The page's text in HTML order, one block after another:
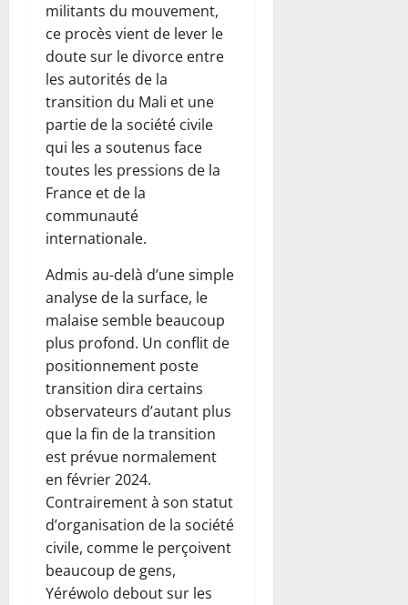
militants du mouvement,
ce procès vient de lever le
doute sur le divorce entre
les autorités de la
transition du Mali et une
partie de la société civile
qui les a soutenus face
toutes les pressions de la
France et de la
communauté
internationale.
Admis au-delà d’une simple
analyse de la surface, le
malaise semble beaucoup
plus profond. Un conflit de
positionnement poste
transition dira certains
observateurs d’autant plus
que la fin de la transition
est prévue normalement
en février 2024.
Contrairement à son statut
d’organisation de la société
civile, comme le perçoivent
beaucoup de gens,
Yéréwolo debout sur les